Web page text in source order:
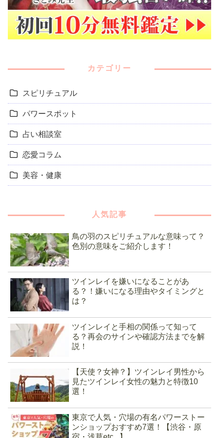
カテゴリー
スピリチュアル
パワースポット
占い相談室
恋愛コラム
美容・健康
人気記事
鳥の羽のスピリチュアルな意味って？
色別の意味をご紹介します！
ツインレイを嫌いになることがあ
る？！嫌いになる理由やタイミングと
は？
ツインレイと手相の関係って知って
る？再会のサインや確認方法までを解
説！
【天使？女神？】ツインレイ男性から
見たツインレイ女性の魅力と特徴10
選！
東京で人気・穴場の有名パワーストー
ンショップおすすめ7選！【渋谷・原